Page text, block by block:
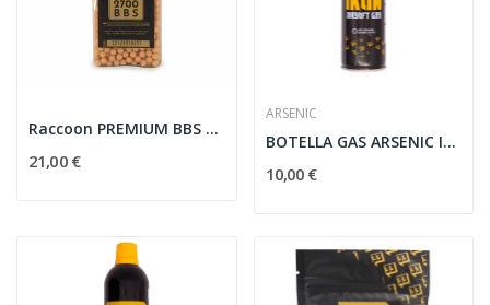
Raccoon PREMIUM BBS - 0.25g RED TRACER - 2850 BBS
21,00 €
ARSENIC
BOTELLA GAS ARSENIC IRON 8KG CON SILICONA
10,00 €